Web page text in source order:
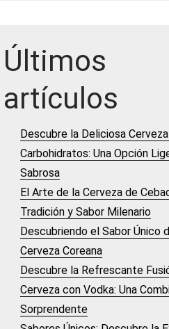
Últimos
artículos
Descubre la Deliciosa
Carbohidratos: Una Opción
Sabrosa
El Arte de la Cerveza de
Tradición y Sabor Milenario
Descubriendo el Sabor Único
Cerveza Coreana
Descubre la Refrescante
Cerveza con Vodka: Una
Sorprendente